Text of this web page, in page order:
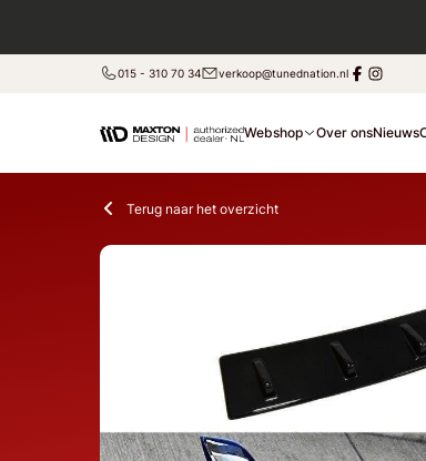
015 - 310 70 34 verkoop@tunednation.nl
Webshop Over onsNieuws
Terug naar het overzicht